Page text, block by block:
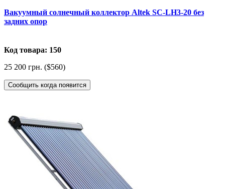
Вакуумный солнечный коллектор Altek SC-LH3-20 без
задних опор
Код товара: 150
25 200 грн. ($560)
Сообщить когда появится